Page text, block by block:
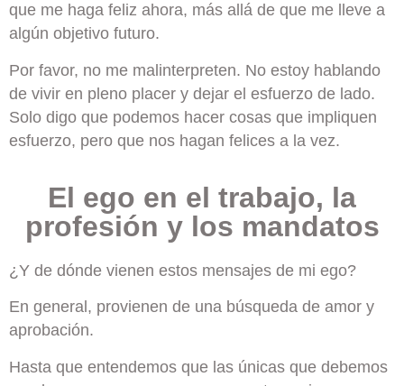
que me haga feliz ahora, más allá de que me lleve a
algún objetivo futuro.
Por favor, no me malinterpreten. No estoy hablando
de vivir en pleno placer y dejar el esfuerzo de lado.
Solo digo que podemos hacer cosas que impliquen
esfuerzo, pero que nos hagan felices a la vez.
El ego en el trabajo, la
profesión y los mandatos
¿Y de dónde vienen estos mensajes de mi ego?
En general, provienen de una búsqueda de amor y
aprobación.
Hasta que entendemos que las únicas que debemos